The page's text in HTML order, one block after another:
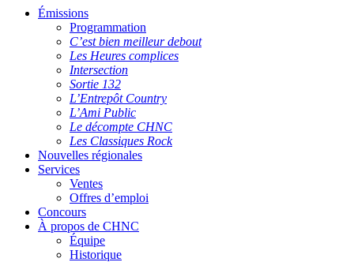
Émissions
Programmation
C’est bien meilleur debout
Les Heures complices
Intersection
Sortie 132
L’Entrepôt Country
L’Ami Public
Le décompte CHNC
Les Classiques Rock
Nouvelles régionales
Services
Ventes
Offres d’emploi
Concours
À propos de CHNC
Équipe
Historique